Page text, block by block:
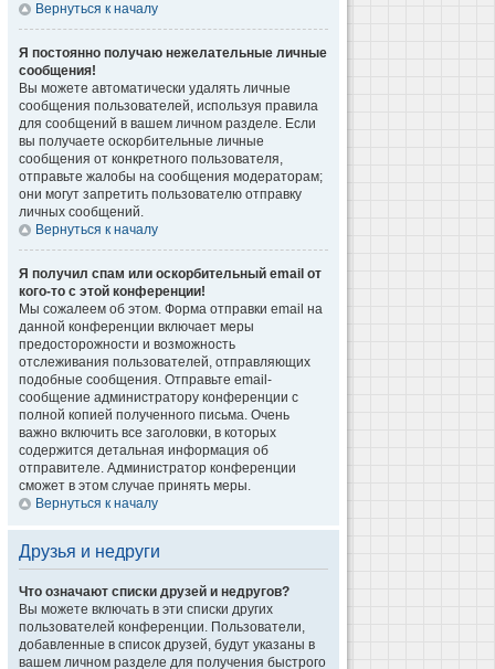
Вернуться к началу
Я постоянно получаю нежелательные личные
сообщения!
Вы можете автоматически удалять личные
сообщения пользователей, используя правила
для сообщений в вашем личном разделе. Если
вы получаете оскорбительные личные
сообщения от конкретного пользователя,
отправьте жалобы на сообщения модераторам;
они могут запретить пользователю отправку
личных сообщений.
Вернуться к началу
Я получил спам или оскорбительный email от
кого-то с этой конференции!
Мы сожалеем об этом. Форма отправки email на
данной конференции включает меры
предосторожности и возможность
отслеживания пользователей, отправляющих
подобные сообщения. Отправьте email-
сообщение администратору конференции с
полной копией полученного письма. Очень
важно включить все заголовки, в которых
содержится детальная информация об
отправителе. Администратор конференции
сможет в этом случае принять меры.
Вернуться к началу
Друзья и недруги
Что означают списки друзей и недругов?
Вы можете включать в эти списки других
пользователей конференции. Пользователи,
добавленные в список друзей, будут указаны в
вашем личном разделе для получения быстрого